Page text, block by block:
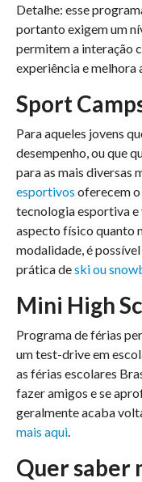
Detalhe: esse
portanto exigem um
permitem a interação
experiência e melhora
Sport
Para aqueles jovens
desempenho, ou que
para as mais diversas
esportivos oferecem o
tecnologia esportiva e
aspecto físico quanto
modalidade, é
prática deski ou
Mini High
Programa de férias
um test-drive em
as férias escolares
fazer amigos e se
geralmente acaba
mais aqui.
Quer saber